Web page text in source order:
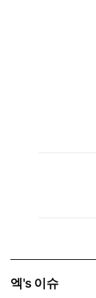
엑's 이슈